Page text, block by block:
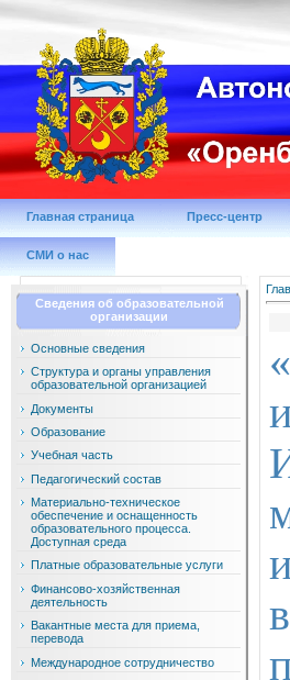
Главная страница Пресс-центр
СМИ о нас
Сведения об образовательной
организации
Основные сведения
Структура и органы управления
образовательной организацией
Документы
Образование
Учебная часть
Педагогический состав
Материально-техническое
обеспечение и оснащенность
образовательного процесса.
Доступная среда
Платные образовательные услуги
Финансово-хозяйственная
деятельность
Вакантные места для приема,
перевода
Международное сотрудничество